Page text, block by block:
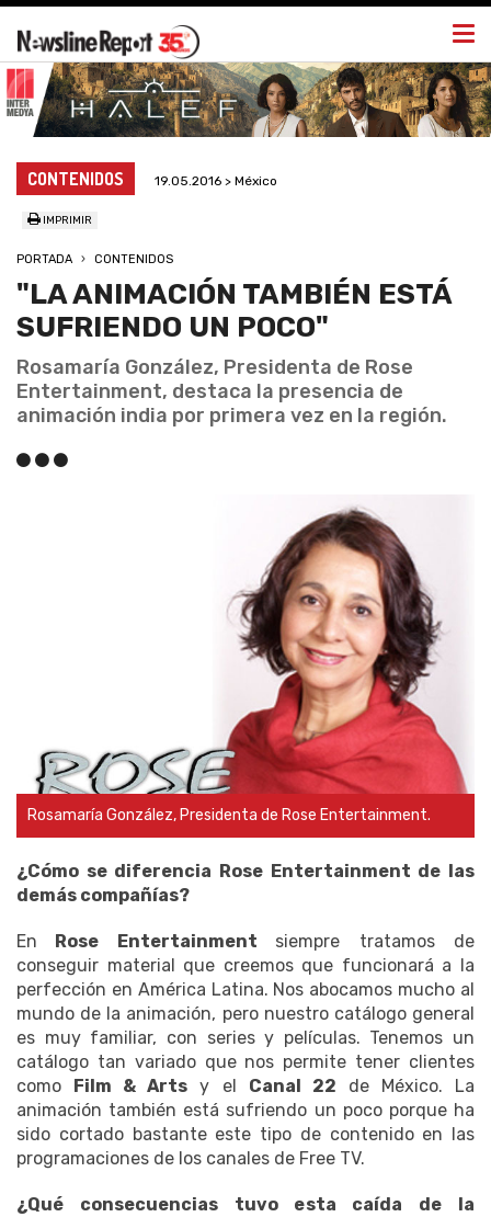
CONTENIDOS 19.05.2016 > México
IMPRIMIR
PORTADA CONTENIDOS
"LA ANIMACIÓN TAMBIÉN ESTÁ
SUFRIENDO UN POCO"
Rosamaría González, Presidenta de Rose
Entertainment, destaca la presencia de
animación india por primera vez en la región.
Rosamaría González, Presidenta de Rose Entertainment.
¿Cómo se diferencia Rose Entertainment de las
demás compañías?
En Rose Entertainment siempre tratamos de
conseguir material que creemos que funcionará a la
perfección en América Latina. Nos abocamos mucho al
mundo de la animación, pero nuestro catálogo general
es muy familiar, con series y películas. Tenemos un
catálogo tan variado que nos permite tener clientes
como Film & Arts y el Canal 22 de México. La
animación también está sufriendo un poco porque ha
sido cortado bastante este tipo de contenido en las
programaciones de los canales de Free TV.
¿Qué consecuencias tuvo esta caída de la